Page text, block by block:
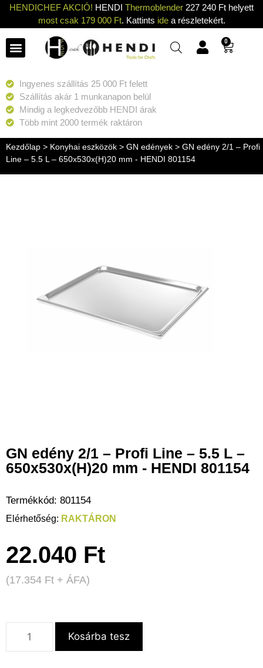
HENDICHEF AKCIÓ! HENDI Thermoblender 227 240 Ft helyett
most csak 179 000 Ft. Kattints idea részletekért.
0
Ingyenes szállítás 25 000 Ft felett
Szállítás akár 1 munkanapon belül
Mindig a legkedvezőbb HENDI árak
Több mint 2000 termék raktáron
Kezdőlap > Konyhai eszközök > GN edények > GN edény 2/1 – Profi
Line – 5.5 L – 650x530x(H)20 mm - HENDI 801154
GN edény 2/1 – Profi Line – 5.5 L –
650x530x(H)20 mm - HENDI 801154
Termékkód: 801154
RAKTÁRON
22.040 Ft
(17.354 Ft + ÁFA)
Kosárba tesz